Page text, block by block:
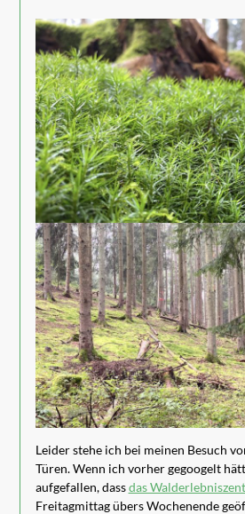
Leider stehe ich bei meinen Besuch
Türen. Wenn ich vorher gegoogelt
aufgefallen, dassdas
Freitagmittag übers Wochenende